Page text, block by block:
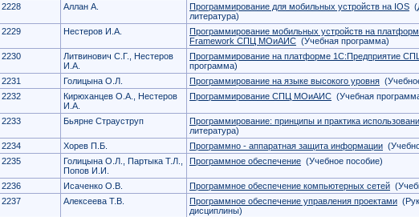
2228
Аллан А. Программирование для мобильных устройств на IOS
литература)
2229
Нестеров И.А.
Программирование мобильных устройств на
Framework СПЦ МОиАИС (Учебная программа)
2230
Литвинович С.Г., Нестеров
И.А.
Программирование на платформе 1С:Предприятие
программа)
2231
Голицына О.Л. Программирование на языке высокого уровня
2232
Кирюханцев О.А., Нестеров
И.А.
Программирование СПЦ МОиАИС (Учебная
2233 Бьярне Страуструп Программирование: принципы и практика
литература)
2234
Хорев П.Б. Программно - аппаратная защита информации
2235
Голицына О.Л., Партыка Т.Л.,
Попов И.И.
Программное обеспечение (Учебное пособие)
2236 Исаченко О.В. Программное обеспечение компьютерных сетей
2237
Алексеева Т.В. Программное обеспечение управления проектами
дисциплины)